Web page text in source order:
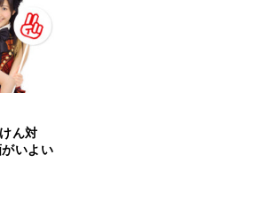
ん対
いよい